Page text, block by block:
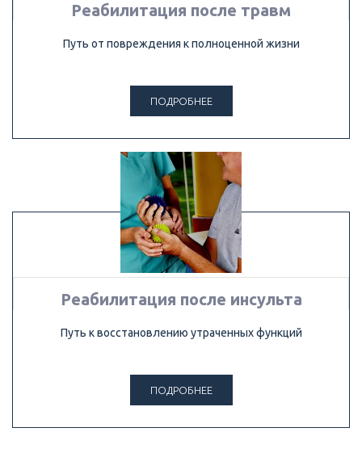
Реабилитация после травм
Путь от повреждения к полноценной жизни
ПОДРОБНЕЕ
Реабилитация после инсульта
Путь к восстановлению утраченных функций
ПОДРОБНЕЕ